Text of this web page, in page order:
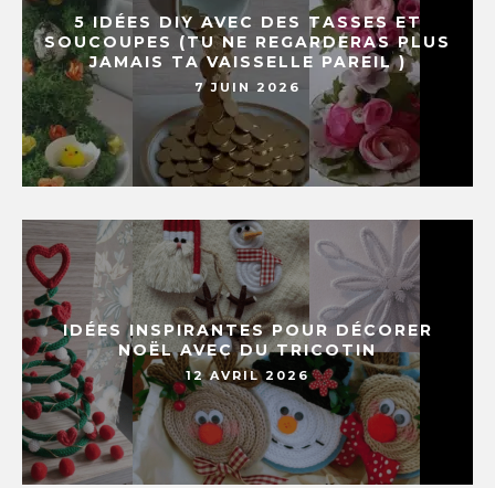
5 IDÉES DIY AVEC DES TASSES ET
SOUCOUPES (TU NE REGARDERAS PLUS
JAMAIS TA VAISSELLE PAREIL )
7 JUIN 2026
IDÉES INSPIRANTES POUR DÉCORER
NOËL AVEC DU TRICOTIN
12 AVRIL 2026